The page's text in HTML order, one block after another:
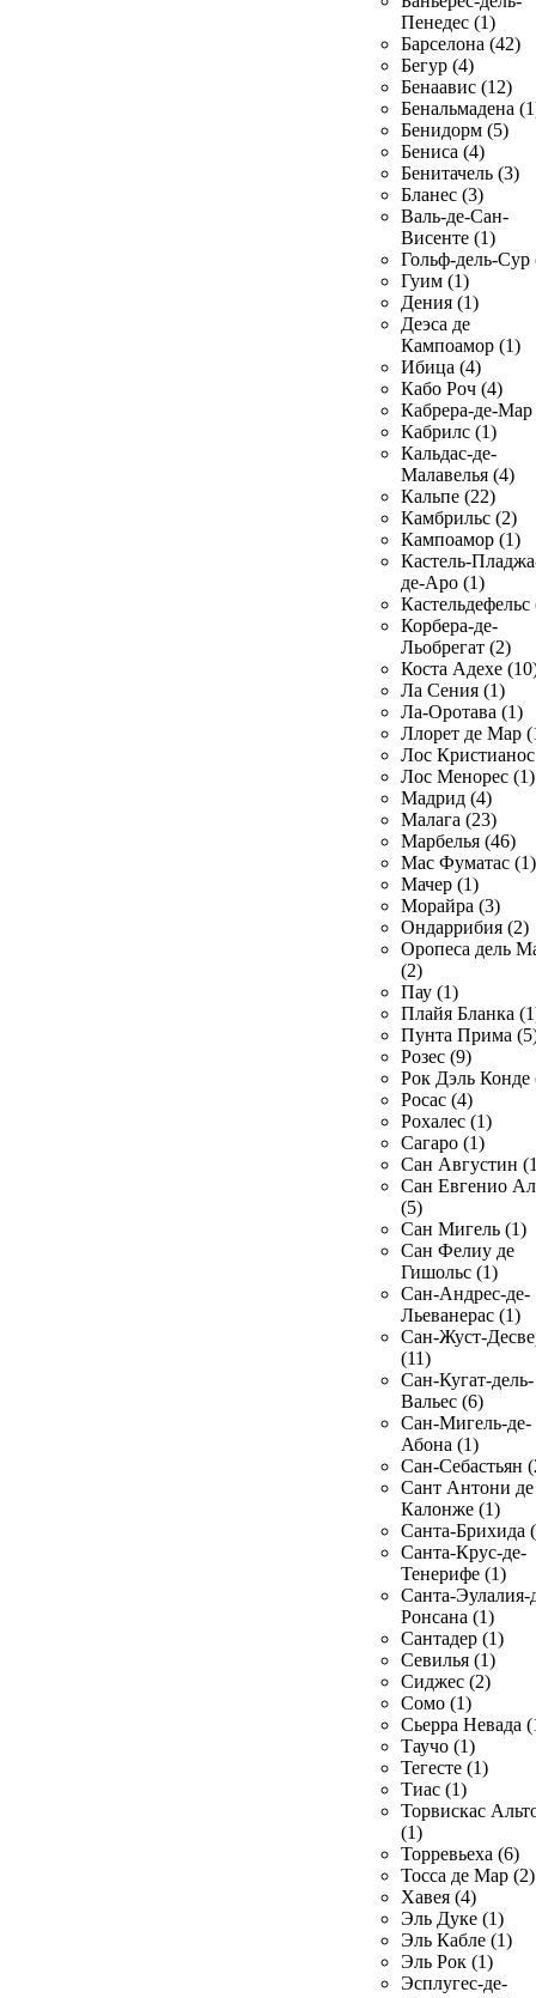
Пенедес (1)
Барселона (42)
Бегур (4)
Бенаавис (12)
Бенальмадена
Бенидорм (5)
Бениса (4)
Бенитачель (3)
Бланес (3)
Валь-де-Сан-
Висенте (1)
Гольф-дель-Сур
Гуим (1)
Дения (1)
Деэса де
Кампоамор (1)
Ибица (4)
Кабо Роч (4)
Кабрера-де-Мар
Кабрилс (1)
Кальдас-де-
Малавелья (4)
Кальпе (22)
Камбрильс (2)
Кампоамор (1)
Кастель-
де-Аро (1)
Кастельдефельс
Корбера-де-
Льобрегат (2)
Коста Адехе
Ла Сения (1)
Ла-Оротава (1)
Ллорет де Мар
Лос
Лос Менорес (1)
Мадрид (4)
Малага (23)
Марбелья (46)
Мас Фуматас (1)
Мачер (1)
Морайра (3)
Ондаррибия (2)
Оропеса дель
(2)
Пау (1)
Плайя Бланка
Пунта Прима
Розес (9)
Рок Дэль Конде
Росас (4)
Рохалес (1)
Сагаро (1)
Сан Августин
Сан Евгенио
(5)
Сан Мигель (1)
Сан Фелиу де
Гишольс (1)
Сан-Андрес-де-
Льеванерас (1)
Сан-Жуст-
(11)
Сан-Кугат-дель-
Вальес (6)
Сан-Мигель-де-
Абона (1)
Сан-Себастьян
Сант Антони де
Калонже (1)
Санта-Брихида
Санта-Крус-де-
Тенерифе (1)
Санта-Эулалия-
Ронсана (1)
Сантадер (1)
Севилья (1)
Сиджес (2)
Сомо (1)
Сьерра Невада
Таучо (1)
Тегесте (1)
Тиас (1)
Торвискас
(1)
Торревьеха (6)
Тосса де Мар (2)
Хавея (4)
Эль Дуке (1)
Эль Кабле (1)
Эль Рок (1)
Эсплугес-де-